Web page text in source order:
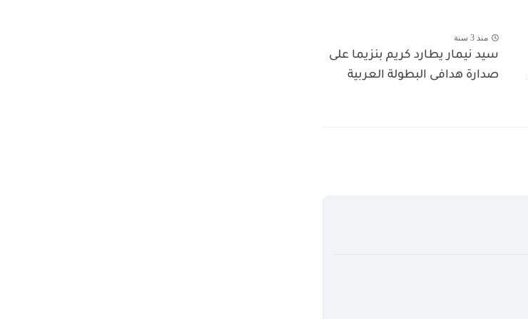
منذ 3 سنة
سيد نيمار يطارد كريم بنزيما على
صدارة هدافى البطولة العربية